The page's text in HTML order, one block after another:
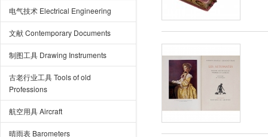
电气技术 Electrical Engineering
文献 Contemporary Documents
制图工具 Drawing Instruments
古老行业工具 Tools of old
Professions
航空用具 Aircraft
晴雨表 Barometers